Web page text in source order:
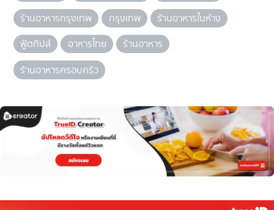
ร้านอาหารกรุงเทพ
กรุงเทพ
ร้านอาหารในห้าง
ฟู้ดทิปส์
อาหารไทย
ร้านอาหาร
ร้านอาหารครอบครัว